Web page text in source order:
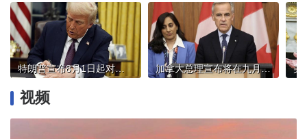
特朗普宣布8月1日起对进口半成品铜等产品征收50%关税 加拿大总理宣布将在九月有条件承认巴勒斯坦国
视频